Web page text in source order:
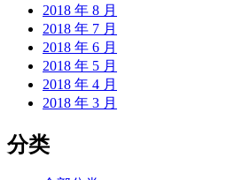
2018 年 8 月
2018 年 7 月
2018 年 6 月
2018 年 5 月
2018 年 4 月
2018 年 3 月
分类